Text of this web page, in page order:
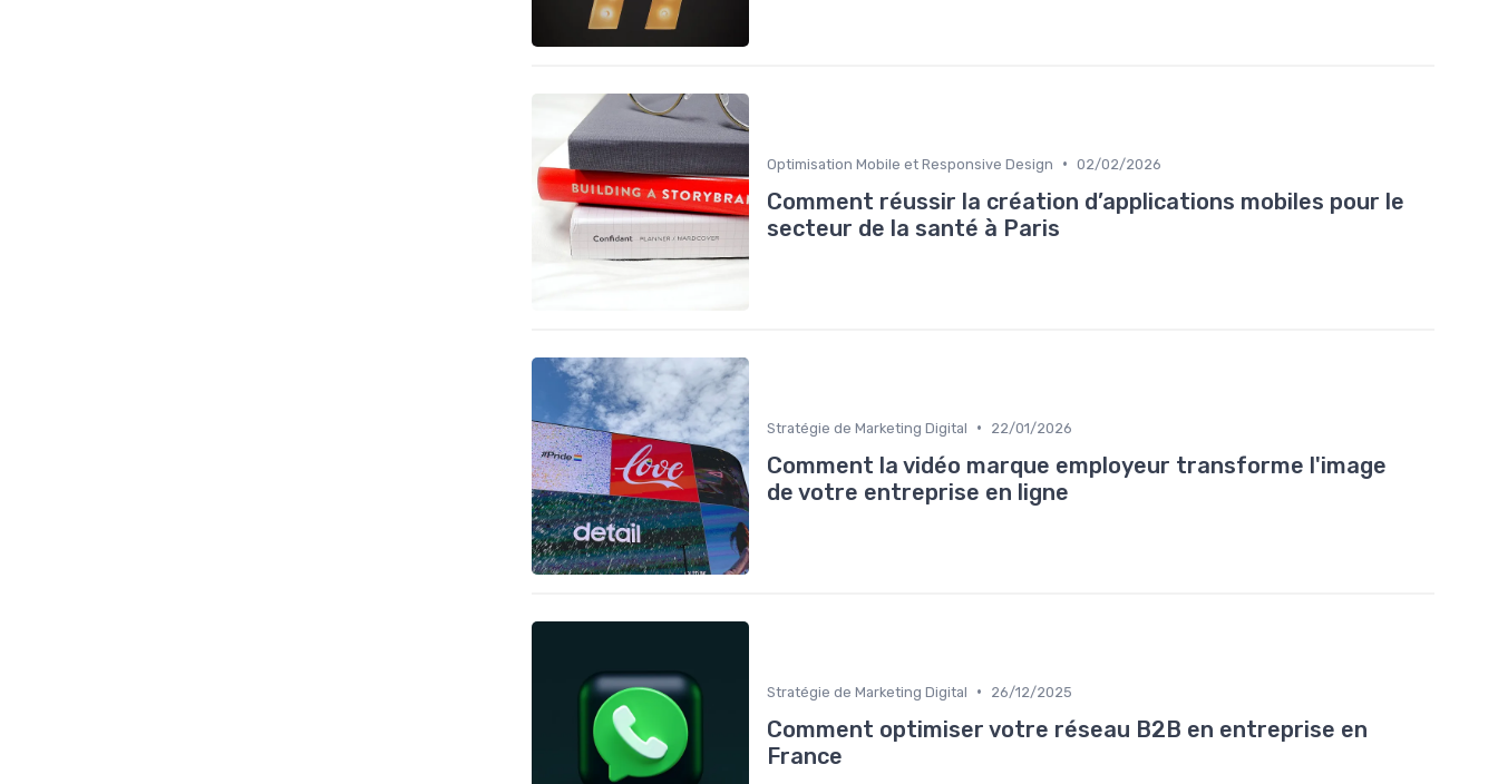
Optimisation Mobile et Responsive Design • 02/02/2026
Comment réussir la création d’applications mobiles pour le
secteur de la santé à Paris
Stratégie de Marketing Digital • 22/01/2026
Comment la vidéo marque employeur transforme l'image
de votre entreprise en ligne
Stratégie de Marketing Digital • 26/12/2025
Comment optimiser votre réseau B2B en entreprise en
France